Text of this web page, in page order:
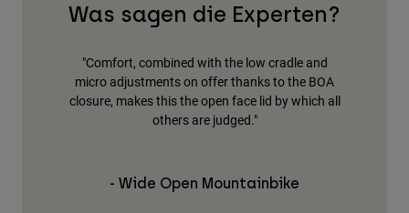
Was sagen die Experten?
"Comfort, combined with the low cradle and
micro adjustments on offer thanks to the BOA
closure, makes this the open face lid by which all
others are judged."
- Wide Open Mountainbike